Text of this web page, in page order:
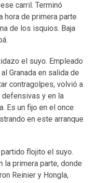
carril. Terminó
hora de primera parte
de los isquios. Baja
el suyo. Empleado
Granada en salida de
contragolpes, volvió a
y en la
Es un fijo en el once
en este arranque
flojito el suyo.
la primera parte, donde
Reinier y Hongla,